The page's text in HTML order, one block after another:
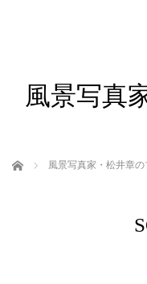
風景写真
ホーム 風景写真家・松井章の